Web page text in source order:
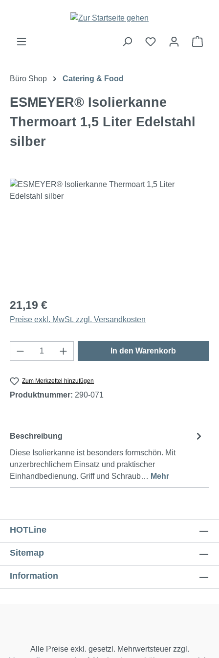
Zum Hauptinhalt springen
Büro Shop Catering & Food
ESMEYER® Isolierkanne
Thermoart 1,5 Liter Edelstahl
silber
Bildergalerie überspringen
21,19 €
Preise exkl. MwSt. zzgl. Versandkosten
Produkt Anzahl: Gib den gewünschten
In den Warenkorb
Zum Merkzettel hinzufügen
Produktnummer: 290-071
Beschreibung
Diese Isolierkanne ist besonders formschön. Mit
unzerbrechlichem Einsatz und praktischer
Einhandbedienung. Griff und Schraub… Mehr
HOTLine
Sitemap
Information
Alle Preise exkl. gesetzl. Mehrwertsteuer zzgl.